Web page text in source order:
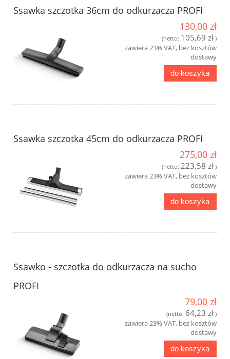
Ssawka szczotka 36cm do odkurzacza PROFI
130,00 zł
(netto: 105,69 zł )
zawiera 23% VAT, bez kosztów
dostawy
do koszyka
Ssawka szczotka 45cm do odkurzacza PROFI
275,00 zł
(netto: 223,58 zł )
zawiera 23% VAT, bez kosztów
dostawy
do koszyka
Ssawko - szczotka do odkurzacza na sucho
PROFI
79,00 zł
(netto: 64,23 zł )
zawiera 23% VAT, bez kosztów
dostawy
do koszyka